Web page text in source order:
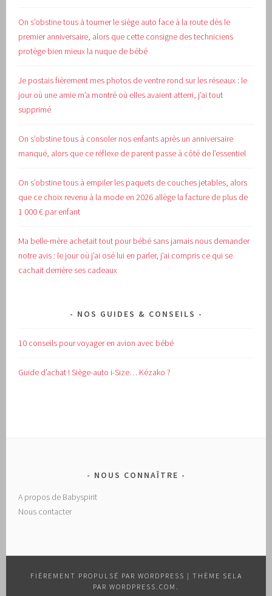
On s’obstine tous à tourner le siège auto face à la route dès le
premier anniversaire, alors que cette consigne des techniciens
protège bien mieux la nuque de bébé
Je postais fièrement mes photos de ventre rond sur les réseaux : le
jour où une amie m’a montré où elles avaient atterri, j’ai tout
supprimé
On s’obstine tous à consoler nos enfants après un anniversaire
manqué, alors que ce réflexe de parent passe à côté de l’essentiel
On s’obstine tous à empiler les paquets de couches jetables, alors
que ce choix revenu à la mode en 2026 allège la facture de plus de
1 000 € par enfant
Ma belle-mère achetait tout pour bébé sans jamais nous demander
notre avis : le jour où j’ai osé lui en parler, j’ai compris ce qui se
cachait derrière ses cadeaux
NOS GUIDES & CONSEILS
10 conseils pour voyager en avion avec bébé
Guide d’achat !Siège-auto i-Size… Kézako ?
NOUS CONNAÎTRE
A propos de Babyspirit
Nous contacter
FIÈREMENT PROPULSÉ PAR WORDPRESS | THÈME SELA
PAR WORDPRESS.COM .